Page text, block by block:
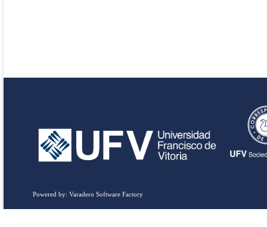
Powered by: Varadero Software Factory